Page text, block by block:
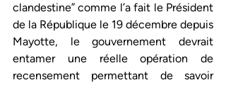
clandestine” comme l’a fait le Président
de la République le 19 décembre depuis
Mayotte, le gouvernement devrait
entamer une réelle opération de
recensement permettant de savoir